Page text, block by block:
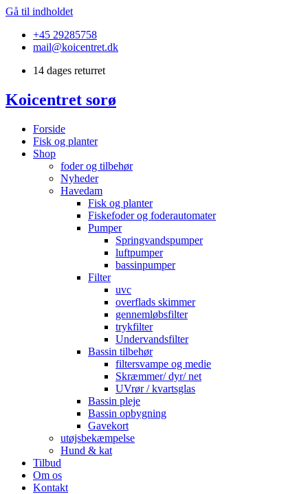
Gå til indholdet
+45 29285758
mail@koicentret.dk
14 dages returret
Koicentret sorø
Forside
Fisk og planter
Shop
foder og tilbehør
Nyheder
Havedam
Fisk og planter
Fiskefoder og foderautomater
Pumper
Springvandspumper
luftpumper
bassinpumper
Filter
uvc
overflads skimmer
gennemløbsfilter
trykfilter
Undervandsfilter
Bassin tilbehør
filtersvampe og medie
Skræmmer/ dyr/ net
UVrør / kvartsglas
Bassin pleje
Bassin opbygning
Gavekort
utøjsbekæmpelse
Hund & kat
Tilbud
Om os
Kontakt